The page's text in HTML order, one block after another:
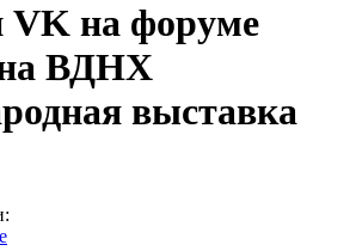
VK на форуме
на ВДНХ
выставка